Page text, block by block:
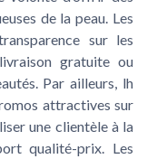
de la peau. Les
sur les
gratuite ou
Par ailleurs, lh
attractives sur
une clientèle à la
qualité-prix. Les